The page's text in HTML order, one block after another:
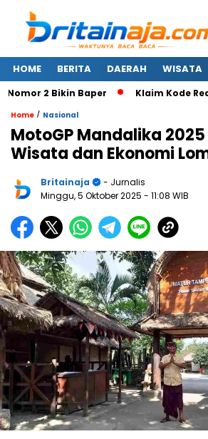
HOME BERITA DAERAH WISATA
2 Bikin Baper Klaim Kode
Home / Nasional
MotoGP Mandalika
Wisata dan Ekonomi
Britainaja
- Jurnalis
Minggu, 5 Oktober 2025 - 11:08 WIB